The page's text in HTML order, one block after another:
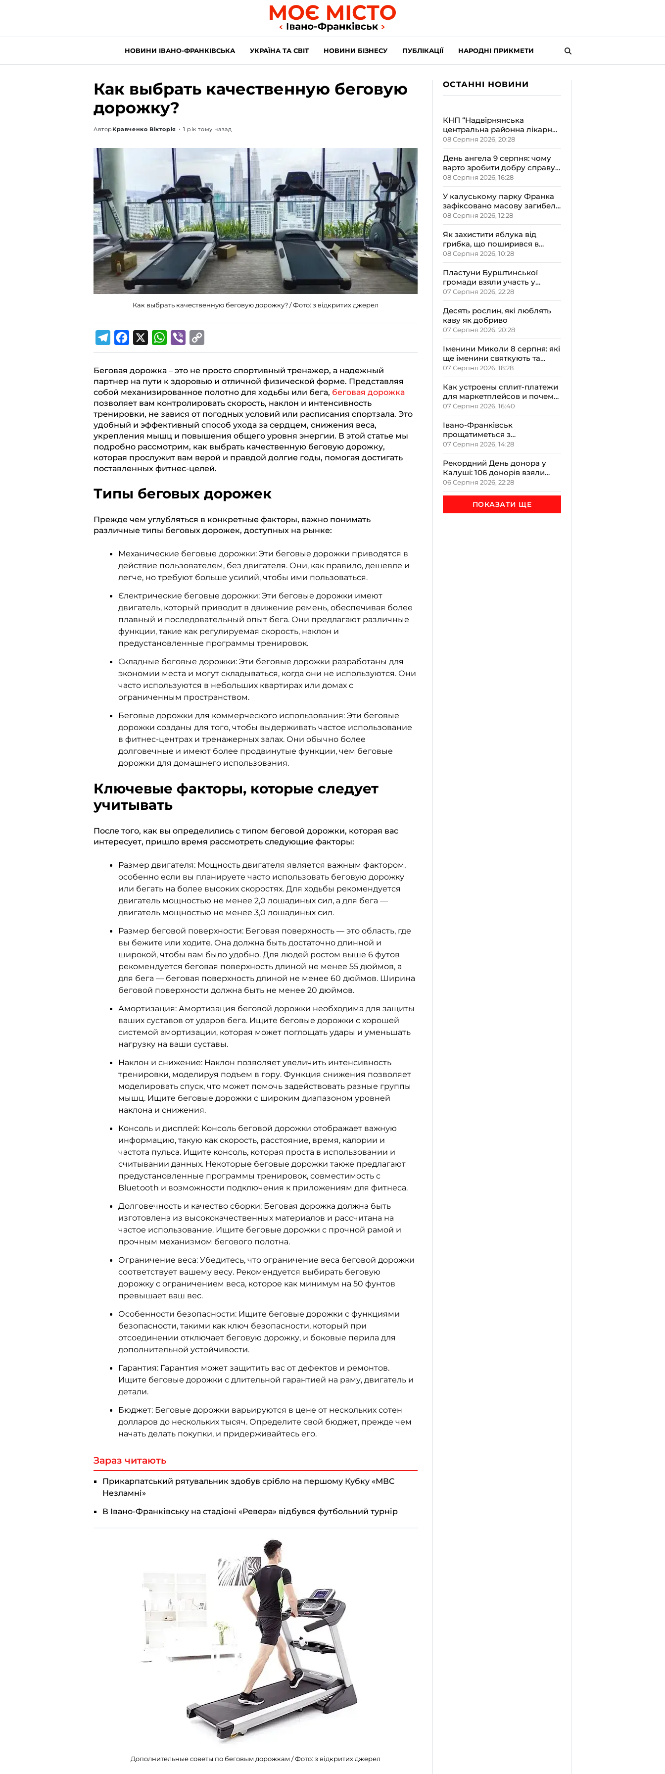
НОВИНИ ІВАНО-ФРАНКІВСЬКА УКРАЇНА ТА СВІТ НОВИНИ БІЗНЕСУ ПУБЛІКАЦІЇ НАРОДНІ ПРИКМЕТИ
Как выбрать качественную беговую
дорожку?
Автор Кравченко Вікторія 1 рік тому назад
Как выбрать качественную беговую дорожку? / Фото: з відкритих джерел
e
l
e
g
r
a
m
a
c
e
b
o
o
k
W
h
t
s
A
p
p
i
b
e
r
o
p
y
L
i
n
k
Беговая дорожка – это не просто спортивный тренажер, а надежный
партнер на пути к здоровью и отличной физической форме. Представляя
собой механизированное полотно для ходьбы или бега, беговая дорожка
позволяет вам контролировать скорость, наклон и интенсивность
тренировки, не завися от погодных условий или расписания спортзала. Это
удобный и эффективный способ ухода за сердцем, снижения веса,
укрепления мышц и повышения общего уровня энергии. В этой статье мы
подробно рассмотрим, как выбрать качественную беговую дорожку,
которая прослужит вам верой и правдой долгие годы, помогая достигать
поставленных фитнес-целей.
Типы беговых дорожек
Прежде чем углубляться в конкретные факторы, важно понимать
различные типы беговых дорожек, доступных на рынке:
Механические беговые дорожки: Эти беговые дорожки приводятся в
действие пользователем, без двигателя. Они, как правило, дешевле и
легче, но требуют больше усилий, чтобы ими пользоваться.
Єлектрические беговые дорожки: Эти беговые дорожки имеют
двигатель, который приводит в движение ремень, обеспечивая более
плавный и последовательный опыт бега. Они предлагают различные
функции, такие как регулируемая скорость, наклон и
предустановленные программы тренировок.
Складные беговые дорожки: Эти беговые дорожки разработаны для
экономии места и могут складываться, когда они не используются. Они
часто используются в небольших квартирах или домах с
ограниченным пространством.
Беговые дорожки для коммерческого использования: Эти беговые
дорожки созданы для того, чтобы выдерживать частое использование
в фитнес-центрах и тренажерных залах. Они обычно более
долговечные и имеют более продвинутые функции, чем беговые
дорожки для домашнего использования.
Ключевые факторы, которые следует
учитывать
После того, как вы определились с типом беговой дорожки, которая вас
интересует, пришло время рассмотреть следующие факторы:
Размер двигателя: Мощность двигателя является важным фактором,
особенно если вы планируете часто использовать беговую дорожку
или бегать на более высоких скоростях. Для ходьбы рекомендуется
двигатель мощностью не менее 2,0 лошадиных сил, а для бега —
двигатель мощностью не менее 3,0 лошадиных сил.
Размер беговой поверхности: Беговая поверхность — это область, где
вы бежите или ходите. Она должна быть достаточно длинной и
широкой, чтобы вам было удобно. Для людей ростом выше 6 футов
рекомендуется беговая поверхность длиной не менее 55 дюймов, а
для бега — беговая поверхность длиной не менее 60 дюймов. Ширина
беговой поверхности должна быть не менее 20 дюймов.
Амортизация: Амортизация беговой дорожки необходима для защиты
ваших суставов от ударов бега. Ищите беговые дорожки с хорошей
системой амортизации, которая может поглощать удары и уменьшать
нагрузку на ваши суставы.
Наклон и снижение: Наклон позволяет увеличить интенсивность
тренировки, моделируя подъем в гору. Функция снижения позволяет
моделировать спуск, что может помочь задействовать разные группы
мышц. Ищите беговые дорожки с широким диапазоном уровней
наклона и снижения.
Консоль и дисплей: Консоль беговой дорожки отображает важную
информацию, такую как скорость, расстояние, время, калории и
частота пульса. Ищите консоль, которая проста в использовании и
считывании данных. Некоторые беговые дорожки также предлагают
предустановленные программы тренировок, совместимость с
Bluetooth и возможности подключения к приложениям для фитнеса.
Долговечность и качество сборки: Беговая дорожка должна быть
изготовлена из высококачественных материалов и рассчитана на
частое использование. Ищите беговые дорожки с прочной рамой и
прочным механизмом бегового полотна.
Ограничение веса: Убедитесь, что ограничение веса беговой дорожки
соответствует вашему весу. Рекомендуется выбирать беговую
дорожку с ограничением веса, которое как минимум на 50 фунтов
превышает ваш вес.
Особенности безопасности: Ищите беговые дорожки с функциями
безопасности, такими как ключ безопасности, который при
отсоединении отключает беговую дорожку, и боковые перила для
дополнительной устойчивости.
Гарантия: Гарантия может защитить вас от дефектов и ремонтов.
Ищите беговые дорожки с длительной гарантией на раму, двигатель и
детали.
Бюджет: Беговые дорожки варьируются в цене от нескольких сотен
долларов до нескольких тысяч. Определите свой бюджет, прежде чем
начать делать покупки, и придерживайтесь его.
Зараз читають
Прикарпатський рятувальник здобув срібло на першому Кубку «МВС
Незламні»
В Івано-Франківську на стадіоні «Ревера» відбувся футбольний турнір
Дополнительные советы по беговым дорожкам / Фото: з відкритих джерел
ОСТАННІ НОВИНИ
КНП “Надвірнянська
центральна районна лікарня”
розширила відділення
реабілітації на 20 додаткових
ліжок
08 Серпня 2026, 20:28
День ангела 9 серпня: чому
варто зробити добру справу,
святкуючи Пантелеймона,
Миколи та Саву
08 Серпня 2026, 16:28
У калуському парку Франка
зафіксовано масову загибель
качок: можливе отруєння
озера хімікатами
08 Серпня 2026, 12:28
Як захистити яблука від
грибка, що поширився в
Україні
08 Серпня 2026, 10:28
Пластуни Бурштинської
громади взяли участь у
вишкільному таборі
«Гарт-2026»
07 Серпня 2026, 22:28
Десять рослин, які люблять
каву як добриво
07 Серпня 2026, 20:28
Іменини Миколи 8 серпня: які
ще іменини святкують та
якою буде осінь за
народними прикметами
07 Серпня 2026, 18:28
Как устроены сплит-платежи
для маркетплейсов и почему
это важно
07 Серпня 2026, 16:40
Івано-Франківськ
прощатиметься з
полковником Вадимом
Репецьким: вічна пам’ять
Герою
07 Серпня 2026, 14:28
Рекордний День донора у
Калуші: 106 донорів взяли
участь у виїзному заході
06 Серпня 2026, 22:28
ПОКАЗАТИ ЩЕ